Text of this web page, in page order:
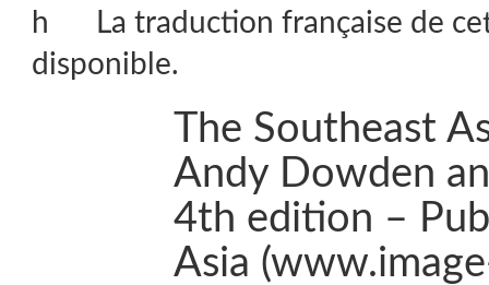
La traduction française de
disponible.
The Southeast
Andy Dowden
4th edition –
Asia